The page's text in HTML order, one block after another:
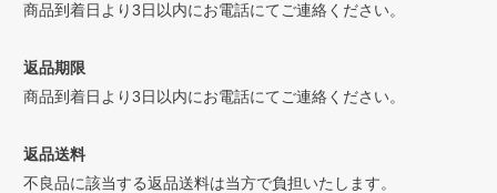
商品到着日より3日以内にお電話にてご連絡ください。
返品期限
商品到着日より3日以内にお電話にてご連絡ください。
返品送料
不良品に該当する返品送料は当方で負担いたします。